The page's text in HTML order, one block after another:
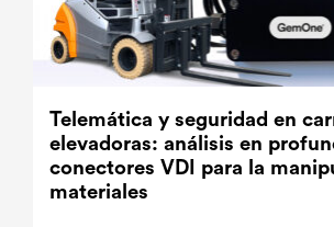
Telemática y seguridad en
elevadoras: análisis en
conectores VDI para la
materiales